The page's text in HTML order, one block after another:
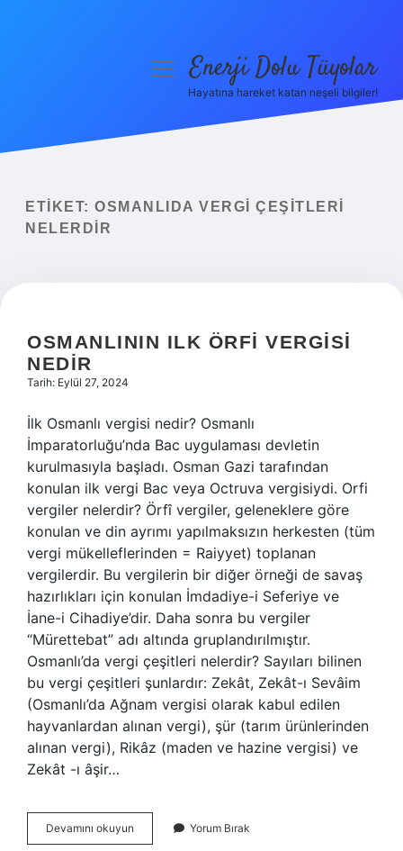
Yasal Uyarı
menüyüEnerji Dolu Tüyolar
Hayatına hareket katan neşeli bilgiler!
ETIKET: OSMANLIDA VERGI ÇEŞITLERI
NELERDIR
OSMANLININ ILK ÖRFI VERGISI
NEDIR
Tarih: Eylül 27, 2024
İlk Osmanlı vergisi nedir? Osmanlı
İmparatorluğu’nda Bac uygulaması devletin
kurulmasıyla başladı. Osman Gazi tarafından
konulan ilk vergi Bac veya Octruva vergisiydi. Orfi
vergiler nelerdir? Örfî vergiler, geleneklere göre
konulan ve din ayrımı yapılmaksızın herkesten (tüm
vergi mükelleflerinden = Raiyyet) toplanan
vergilerdir. Bu vergilerin bir diğer örneği de savaş
hazırlıkları için konulan İmdadiye-i Seferiye ve
İane-i Cihadiye’dir. Daha sonra bu vergiler
“Mürettebat” adı altında gruplandırılmıştır.
Osmanlı’da vergi çeşitleri nelerdir? Sayıları bilinen
bu vergi çeşitleri şunlardır: Zekât, Zekât-ı Sevâim
(Osmanlı’da Ağnam vergisi olarak kabul edilen
hayvanlardan alınan vergi), şür (tarım ürünlerinden
alınan vergi), Rikâz (maden ve hazine vergisi) ve
Zekât -ı âşir…
Devamını okuyun Osmanlının
Ilk
Yorum Bırak